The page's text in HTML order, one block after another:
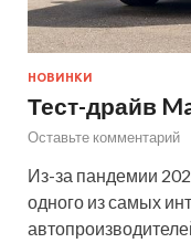
НОВИНКИ
Тест-драйв
Оставьте комментарий
Из-за пандемии
одного из самых